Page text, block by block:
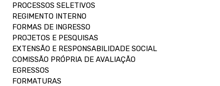
PROCESSOS SELETIVOS
REGIMENTO INTERNO
FORMAS DE INGRESSO
PROJETOS E PESQUISAS
EXTENSÃO E RESPONSABILIDADE SOCIAL
COMISSÃO PRÓPRIA DE AVALIAÇÃO
EGRESSOS
FORMATURAS